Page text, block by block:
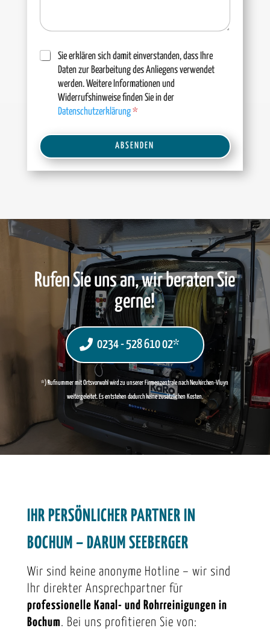
D
n
v
e
s
*
Sie erklären sich damit einverstanden, dass Ihre
Daten zur Bearbeitung des Anliegens verwendet
werden. Weitere Informationen und
Widerrufshinweise finden Sie in der
Datenschutzerklärung*
ABSENDEN
A
e
Rufen Sie uns an, wir beraten Sie
gerne!
0234 - 528 610 02*
*) Rufnummer mit Ortsvorwahl wird zu unserer Firmenzentrale nach Neukirchen-Vluyn
weitergeleitet. Es entstehen dadurch keine zusätzlichen Kosten.
IHR PERSÖNLICHER PARTNER IN
BOCHUM – DARUM SEEBERGER
Wir sind keine anonyme Hotline – wir sind
Ihr direkter Ansprechpartner für
professionelle Kanal- und Rohrreinigungen in
Bochum. Bei uns profitieren Sie von: